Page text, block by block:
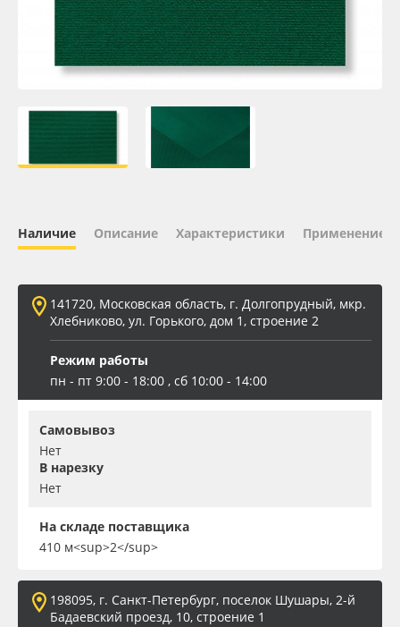
Oracal 641
Orajet 3640
ПЭТ листовой
Баннер
Заготовки для сувениров
Наличие Описание Характеристики Применение
141720, Московская область, г. Долгопрудный, мкр.
Хлебниково, ул. Горького, дом 1, строение 2
Режим работы
пн - пт 9:00 - 18:00 , сб 10:00 - 14:00
Самовывоз
Нет
В нарезку
Нет
На складе поставщика
410 м<sup>2</sup>
198095, г. Санкт-Петербург, поселок Шушары, 2-й
Бадаевский проезд, 10, строение 1